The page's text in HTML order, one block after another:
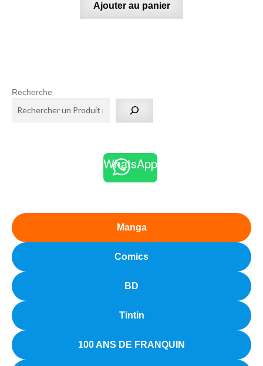
Ajouter au panier
Recherche
WhatsApp
Manga
Comics
BD
Tintin
100 ANS DE FRANQUIN